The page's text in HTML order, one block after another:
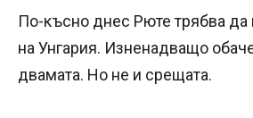
По-късно днес Рюте трябва
на Унгария. Изненадващо
двамата. Но не и срещата.